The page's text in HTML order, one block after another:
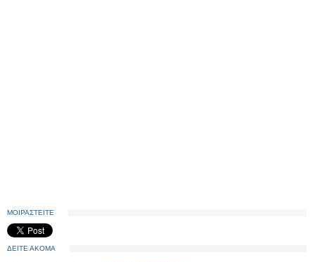
ΜΟΙΡΑΣΤΕΙΤΕ
ΔΕΙΤΕ ΑΚΟΜΑ